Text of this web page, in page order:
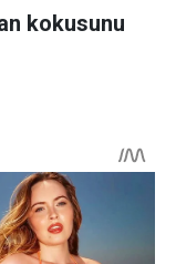
kokusunu